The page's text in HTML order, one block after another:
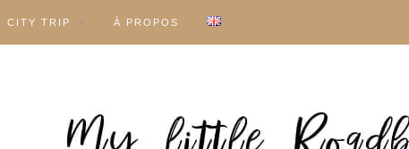
CITY TRIP À PROPOS